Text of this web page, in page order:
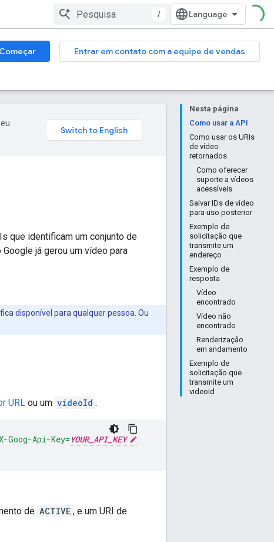
/
Começar
Entrar em contato com a equipe de vendas
Nesta página
Como usar a API
Como usar os URIs
de vídeo
retornados
Como oferecer
suporte a vídeos
acessíveis
Salvar IDs de vídeo
para uso posterior
Exemplo de
solicitação que
transmite um
endereço
Exemplo de
resposta
Vídeo
encontrado
Vídeo não
encontrado
Renderização
em andamento
Exemplo de
solicitação que
transmite um
videoId
que identificam um conjunto de
já gerou um vídeo para
disponível para qualquer pessoa. Ou
URL ou um videoId .
Api-Key= YOUR_API_KEY
de ACTIVE , e um URI de